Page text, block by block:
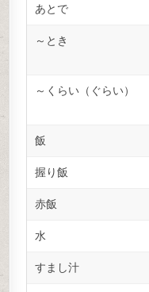
あとで
～とき
～くらい（ぐらい）
飯
握り飯
赤飯
水
すまし汁